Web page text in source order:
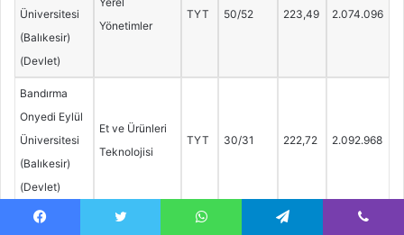
Üniversitesi
(Balıkesir)
(Devlet)
Yönetimler
TYT 50/52 223,49 2.074.096
Bandırma
Onyedi Eylül
Üniversitesi
(Balıkesir)
(Devlet)
Et ve Ürünleri
Teknolojisi
TYT 30/31 222,72 2.092.968
Bandırma